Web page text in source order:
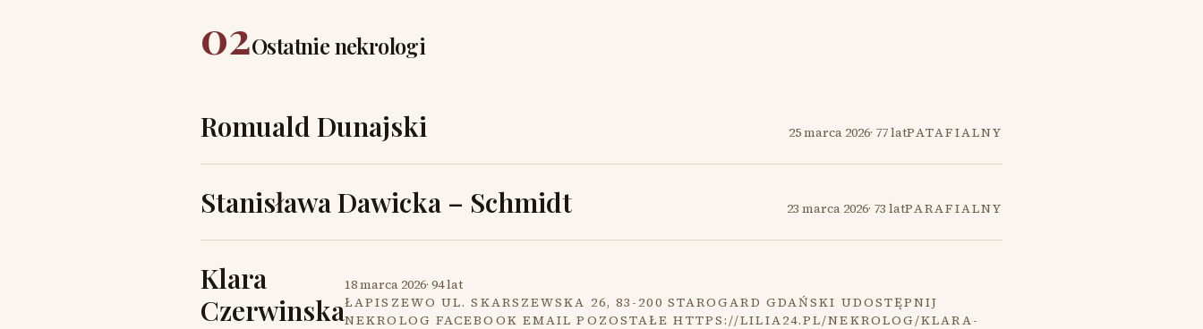
02Ostatnie nekrologi
Romuald Dunajski 25 marca 2026· 77 latPATAFIALNY
Stanisława Dawicka – Schmidt 23 marca 2026· 73 latPARAFIALNY
Klara
Czerwinska
18 marca 2026· 94 lat
ŁAPISZEWO UL. SKARSZEWSKA 26, 83-200 STAROGARD GDAŃSKI UDOSTĘPNIJ
NEKROLOG FACEBOOK EMAIL POZOSTAŁE HTTPS://LILIA24.PL/NEKROLOG/KLARA-